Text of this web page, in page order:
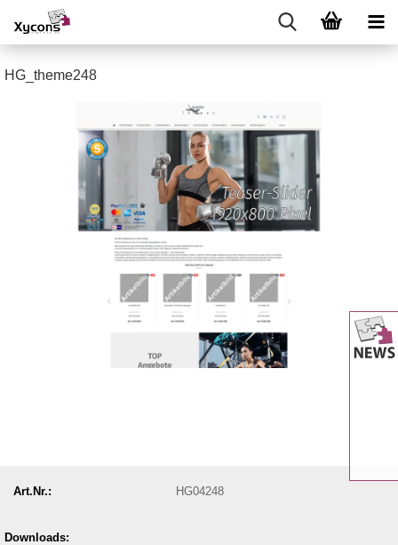
HG_theme248
Art.Nr.: HG04248
Downloads: